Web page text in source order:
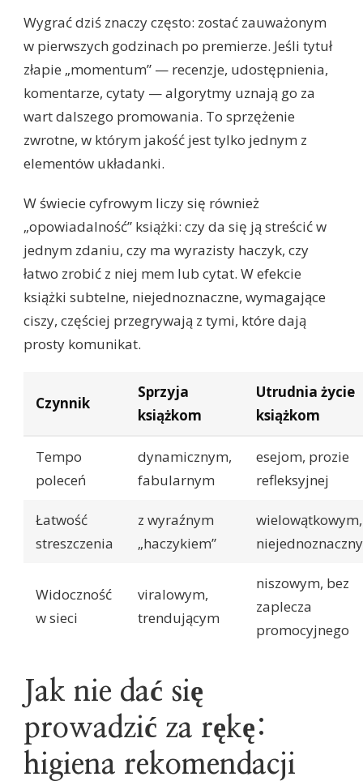
Wygrać dziś znaczy często: zostać zauważonym
w pierwszych godzinach po premierze. Jeśli tytuł
złapie „momentum” — recenzje, udostępnienia,
komentarze, cytaty — algorytmy uznają go za
wart dalszego promowania. To sprzężenie
zwrotne, w którym jakość jest tylko jednym z
elementów układanki.
W świecie cyfrowym liczy się również
„opowiadalność” książki: czy da się ją streścić w
jednym zdaniu, czy ma wyrazisty haczyk, czy
łatwo zrobić z niej mem lub cytat. W efekcie
książki subtelne, niejednoznaczne, wymagające
ciszy, częściej przegrywają z tymi, które dają
prosty komunikat.
Czynnik
Sprzyja
książkom
Utrudnia życie
książkom
Tempo
poleceń
dynamicznym,
fabularnym
esejom, prozie
refleksyjnej
Łatwość
streszczenia
z wyraźnym
„haczykiem”
wielowątkowym,
Widoczność
w sieci
viralowym,
trendującym
niszowym, bez
zaplecza
promocyjnego
Jak nie dać się
prowadzić za rękę:
higiena rekomendacji